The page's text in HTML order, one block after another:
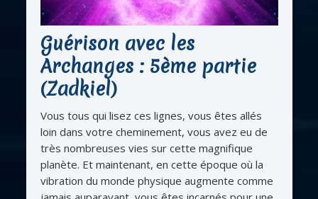
Guérison avec les
Archanges : 5ème partie
(Zadkiel)
Vous tous qui lisez ces lignes, vous êtes allés
loin dans votre cheminement, vous avez eu de
très nombreuses vies sur cette magnifique
planète. Et maintenant, en cette époque où la
vibration du monde physique augmente comme